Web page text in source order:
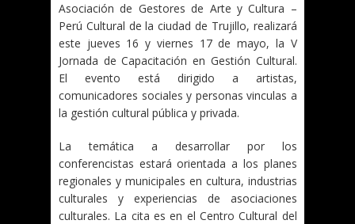
Asociación de Gestores de Arte y Cultura –
Perú Cultural de la ciudad de Trujillo, realizará
este jueves 16 y viernes 17 de mayo, la V
Jornada de Capacitación en Gestión Cultural.
El evento está dirigido a artistas,
comunicadores sociales y personas vinculas a
la gestión cultural pública y privada.
La temática a desarrollar por los
conferencistas estará orientada a los planes
regionales y municipales en cultura, industrias
culturales y experiencias de asociaciones
culturales. La cita es en el Centro Cultural del